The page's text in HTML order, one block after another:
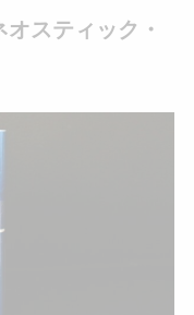
オスティック・